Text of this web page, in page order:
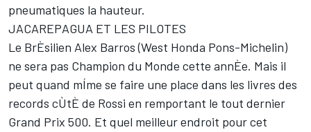
pneumatiques la hauteur.
JACAREPAGUA ET LES PILOTES
Le BrÈsilien Alex Barros (West Honda Pons-Michelin)
ne sera pas Champion du Monde cette annÈe. Mais il
peut quand mÍme se faire une place dans les livres des
records cÙtÈ de Rossi en remportant le tout dernier
Grand Prix 500. Et quel meilleur endroit pour cet